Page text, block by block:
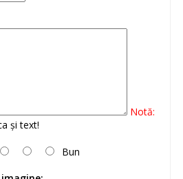
Notă:
şi text!
Bun